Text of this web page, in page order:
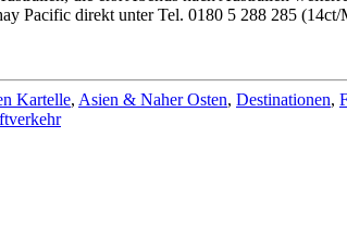
Pacific direkt unter Tel. 0180 5 288 285
Kartelle, Asien & Naher Osten, Destinationen,